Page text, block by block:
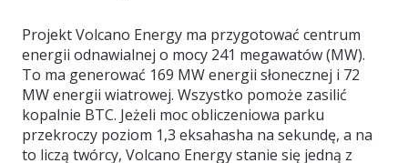
Projekt Volcano Energy ma przygotować centrum
energii odnawialnej o mocy 241 megawatów (MW).
To ma generować 169 MW energii słonecznej i 72
MW energii wiatrowej. Wszystko pomoże zasilić
kopalnie BTC. Jeżeli moc obliczeniowa parku
przekroczy poziom 1,3 eksahasha na sekundę, a na
to liczą twórcy, Volcano Energy stanie się jedną z